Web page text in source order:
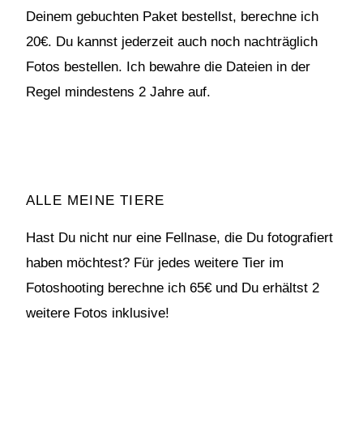
Deinem gebuchten Paket bestellst, berechne ich
20€. Du kannst jederzeit auch noch nachträglich
Fotos bestellen. Ich bewahre die Dateien in der
Regel mindestens 2 Jahre auf.
ALLE MEINE TIERE
Hast Du nicht nur eine Fellnase, die Du fotografiert
haben möchtest? Für jedes weitere Tier im
Fotoshooting berechne ich 65€ und Du erhältst 2
weitere Fotos inklusive!